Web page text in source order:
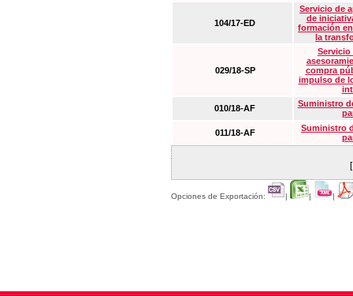
104/17-ED
Servicio de
de
formación
la
029/18-SP
Servicio
compra
impulso de
010/18-AF
Suministro
011/18-AF
Suministro
Opciones de Exportación: | | |